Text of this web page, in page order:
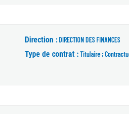
fenêtre)
Direction :DIRECTION DES FINANCES
Type de contrat :Titulaire ;